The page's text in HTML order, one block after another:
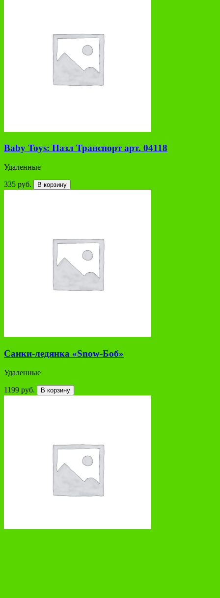
Baby Toys: Пазл Транспорт арт. 04118
Удаленные
335 руб. В корзину
Санки-ледянка «Snow-Боб»
Удаленные
1199 руб. В корзину